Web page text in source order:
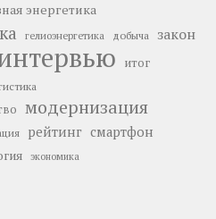
энергетика
гелиоэнергетика добыча закон
итог
модернизация
рейтинг смартфон
экономика